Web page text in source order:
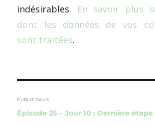
indésirables. En savoir plus
dont les données de vos
sont traitées.
de
l’article
PUBLIÉ DANS
Épisode 25 – Jour 10 : Dernière étape